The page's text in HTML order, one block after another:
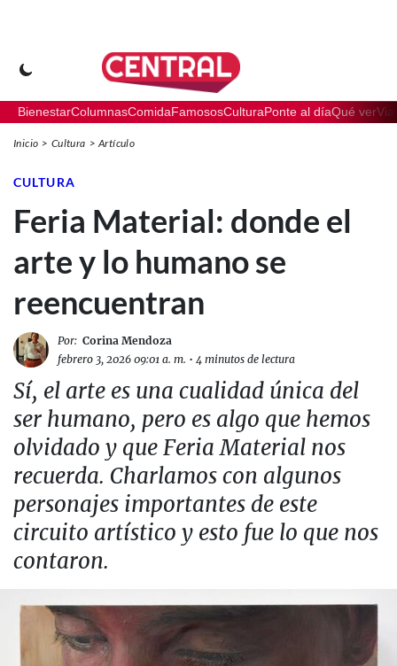
BienestarColumnasComidaFamososCulturaPonte al díaQué ver
Inicio Cultura Artículo
CULTURA
Feria Material: donde el
arte y lo humano se
reencuentran
Por: Corina Mendoza
febrero 3, 2026 09:01 a. m. • 4 minutos de lectura
Sí, el arte es una cualidad única del
ser humano, pero es algo que hemos
olvidado y que Feria Material nos
recuerda. Charlamos con algunos
personajes importantes de este
circuito artístico y esto fue lo que nos
contaron.